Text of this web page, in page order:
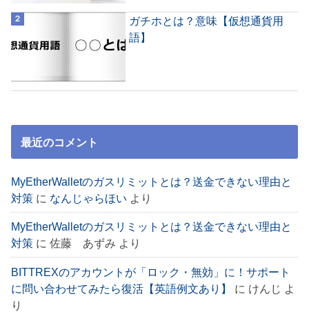
ガチホとは？意味【仮想通貨用
語】
最近のコメント
MyEtherWalletのガスリミットとは？送金できない理由と
対策 に なんじゃらほい より
MyEtherWalletのガスリミットとは？送金できない理由と
対策 に佐藤 あずみ より
BITTREXのアカウントが「ロック・無効」に！サポート
に問い合わせてみたら復活【英語例文あり】
に けんじ
よ
り